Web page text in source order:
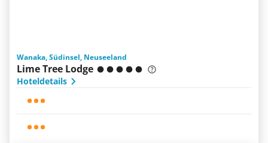
Wanaka, Südinsel, Neuseeland
Lime Tree Lodge
Hoteldetails